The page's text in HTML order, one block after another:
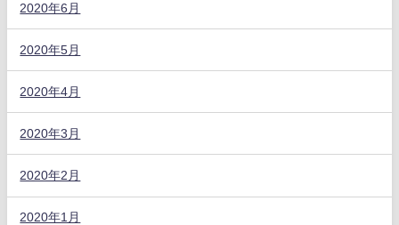
2020年6月
2020年5月
2020年4月
2020年3月
2020年2月
2020年1月